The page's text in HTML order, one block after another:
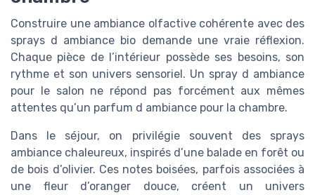
Construire une ambiance olfactive cohérente avec des
sprays d ambiance bio demande une vraie réflexion.
Chaque pièce de l’intérieur possède ses besoins, son
rythme et son univers sensoriel. Un spray d ambiance
pour le salon ne répond pas forcément aux mêmes
attentes qu’un parfum d ambiance pour la chambre.
Dans le séjour, on privilégie souvent des sprays
ambiance chaleureux, inspirés d’une balade en forêt ou
de bois d’olivier. Ces notes boisées, parfois associées à
une fleur d’oranger douce, créent un univers